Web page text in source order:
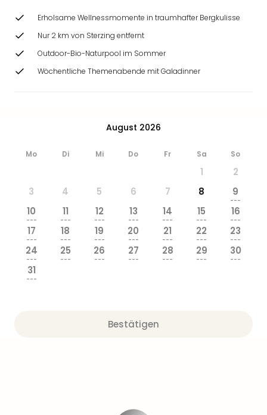
Erholsame Wellnessmomente in traumhafter Bergkulisse
Nur 2 km von Sterzing entfernt
Outdoor-Bio-Naturpool im Sommer
Wöchentliche Themenabende mit Galadinner
August 2026
Mo Di Mi Do Fr Sa So
1
2
3
4 5 6 7 8 9
---
10
---
11
---
12
---
13
---
14
---
15
---
16
---
17
---
18
---
19
---
20
---
21
---
22
---
23
---
24
---
25
---
26
---
27
---
28
---
29
---
30
---
31
---
Bestätigen